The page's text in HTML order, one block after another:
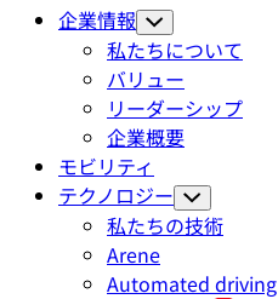
企業情報
私たちについて
バリュー
リーダーシップ
企業概要
モビリティ
テクノロジー
私たちの技術
Arene
Automated driving